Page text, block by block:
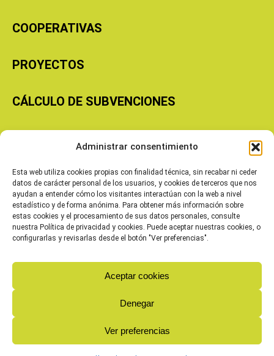
Administrar consentimiento
Esta web utiliza cookies propias con finalidad técnica, sin recabar ni ceder
datos de carácter personal de los usuarios, y cookies de terceros que nos
ayudan a entender cómo los visitantes interactúan con la web a nivel
estadístico y de forma anónima. Para obtener más información sobre
estas cookies y el procesamiento de sus datos personales, consulte
nuestra Política de privacidad y cookies. Puede aceptar nuestras cookies, o
configurarlas y revisarlas desde el botón "Ver preferencias".
Aceptar cookies
Denegar
Ver preferencias
COOPERATIVAS
PROYECTOS
CÁLCULO DE SUBVENCIONES